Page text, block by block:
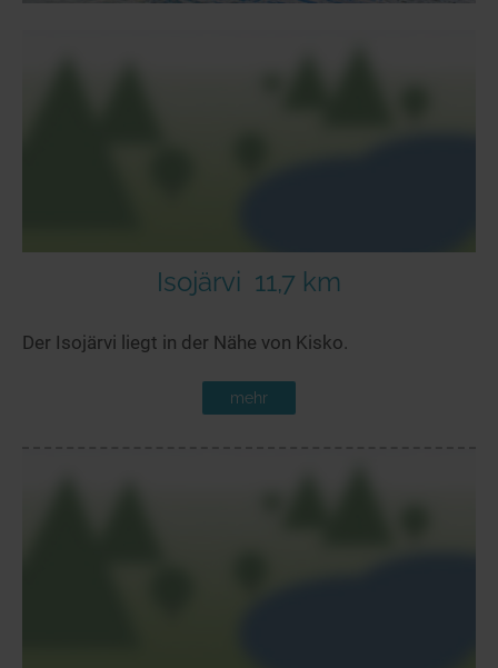
Isojärvi 11,7 km
Der Isojärvi liegt in der Nähe von Kisko.
mehr